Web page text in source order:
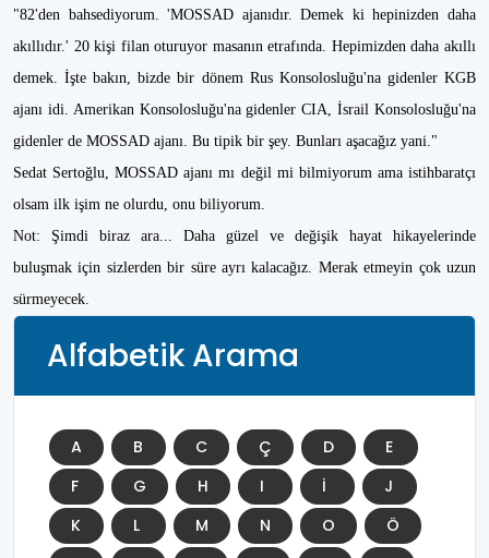
"82'den bahsediyorum. 'MOSSAD ajanıdır. Demek ki hepinizden daha
akıllıdır.' 20 kişi filan oturuyor masanın etrafında. Hepimizden daha akıllı
demek. İşte bakın, bizde bir dönem Rus Konsolosluğu'na gidenler KGB
ajanı idi. Amerikan Konsolosluğu'na gidenler CIA, İsrail Konsolosluğu'na
gidenler de MOSSAD ajanı. Bu tipik bir şey. Bunları aşacağız yani."
Sedat Sertoğlu, MOSSAD ajanı mı değil mi bilmiyorum ama istihbaratçı
olsam ilk işim ne olurdu, onu biliyorum.
Not: Şimdi biraz ara... Daha güzel ve değişik hayat hikayelerinde
buluşmak için sizlerden bir süre ayrı kalacağız. Merak etmeyin çok uzun
sürmeyecek.
Alfabetik Arama
A B C Ç D
E
F
G H I İ
J
K
L M N O
Ö